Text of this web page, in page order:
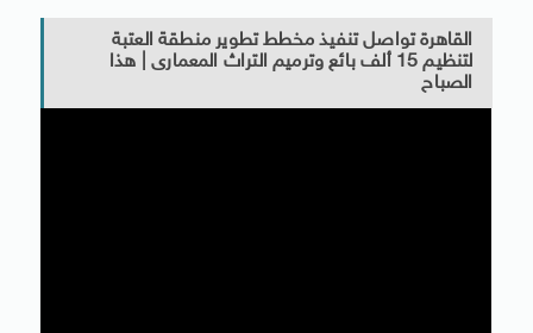
القاهرة تواصل تنفيذ مخطط تطوير منطقة العتبة
لتنظيم 15 ألف بائع وترميم التراث المعمارى | هذا
الصباح